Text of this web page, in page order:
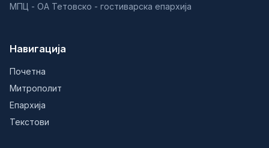
МПЦ - ОА Тетовско - гостиварска епархија
Навигација
Почетна
Митрополит
Епархија
Текстови